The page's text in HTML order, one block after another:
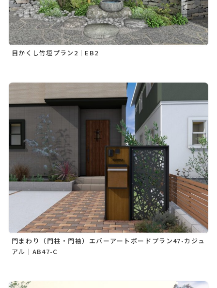
目かくし竹垣プラン2｜EB2
門まわり（門柱・門袖）エバーアートボードプラン47-カジュ
アル｜AB47-C